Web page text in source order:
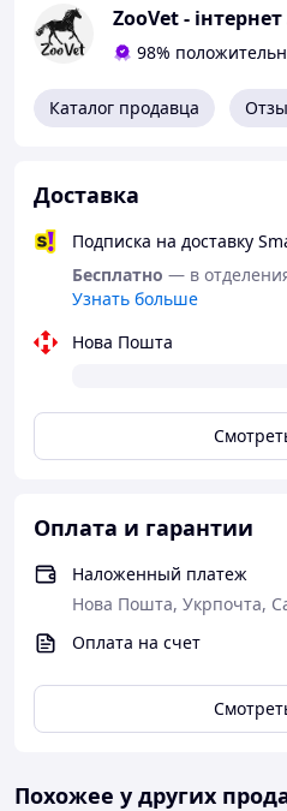
При одновременном
лекарственными
интоксикации.
канистры по 25 л.
Сухое темное место при
Срок годности
2 года с даты изготовления.
98%
Каталог продавца
Доставка
Подписка на доставку
Бесплатно — в
Узнать больше
Нова Пошта
Оплата и гарантии
Наложенный платеж
Нова Пошта, Укрпочта,
Оплата на счет
Похожее у других